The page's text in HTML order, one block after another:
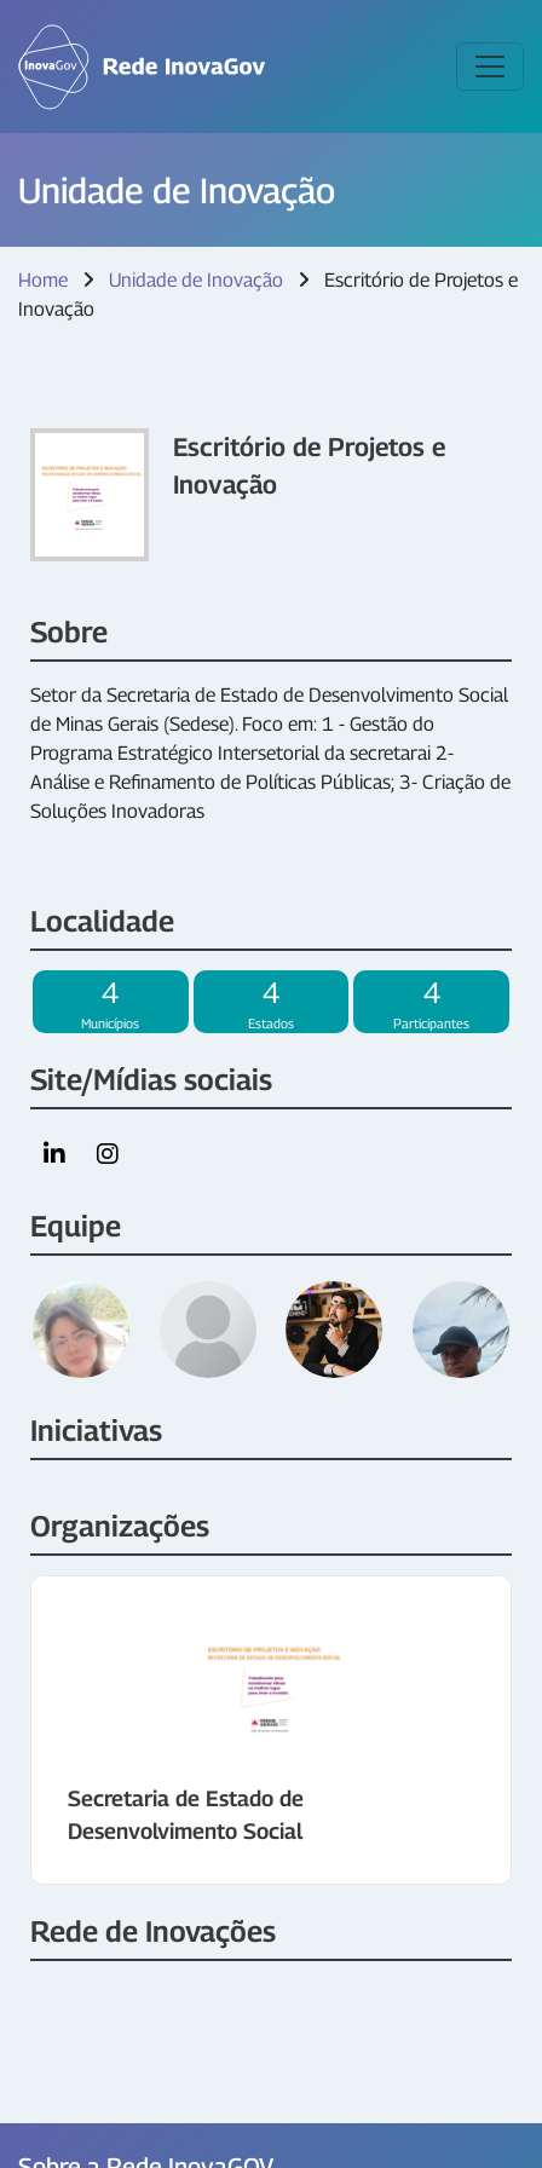
Unidade de Inovação
Home Unidade de Inovação
Escritório de Projetos e
Inovação
Escritório de Projetos e
Inovação
Sobre
Setor da Secretaria de Estado de Desenvolvimento Social
de Minas Gerais (Sedese). Foco em: 1 - Gestão do
Programa Estratégico Intersetorial da secretarai 2-
Análise e Refinamento de Políticas Públicas; 3- Criação de
Soluções Inovadoras
Localidade
4
Municípios
4
Estados
4
Participantes
Site/Mídias sociais
Equipe
Iniciativas
Organizações
Secretaria de Estado de
Desenvolvimento Social
Rede de Inovações